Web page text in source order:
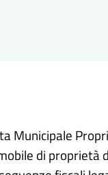
Municipale
di proprietà